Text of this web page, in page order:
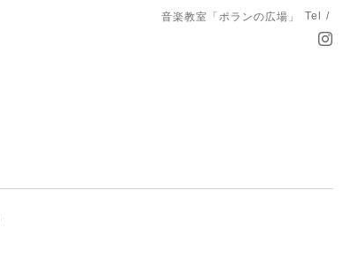
音楽教室「ポランの広場」 Tel /